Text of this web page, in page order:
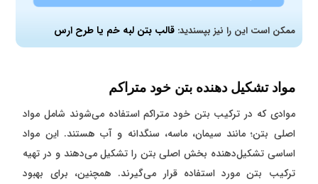
ممکن است این را نیز بپسندید:قالب بتن لبه خم یا طرح ارس
مواد تشکیل دهنده بتن خود متراکم
موادی که در ترکیب بتن خود متراکم استفاده می‌شوند شامل مواد
اصلی بتن؛ مانند سیمان، ماسه، سنگدانه و آب هستند. این مواد
اساسی تشکیل‌دهنده بخش اصلی بتن را تشکیل می‌دهند و در تهیه
ترکیب بتن مورد استفاده قرار می‌گیرند. همچنین، برای بهبود